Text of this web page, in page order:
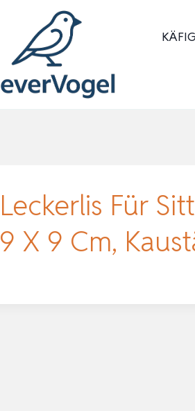
Leckerlis Für
9 X 9 Cm,